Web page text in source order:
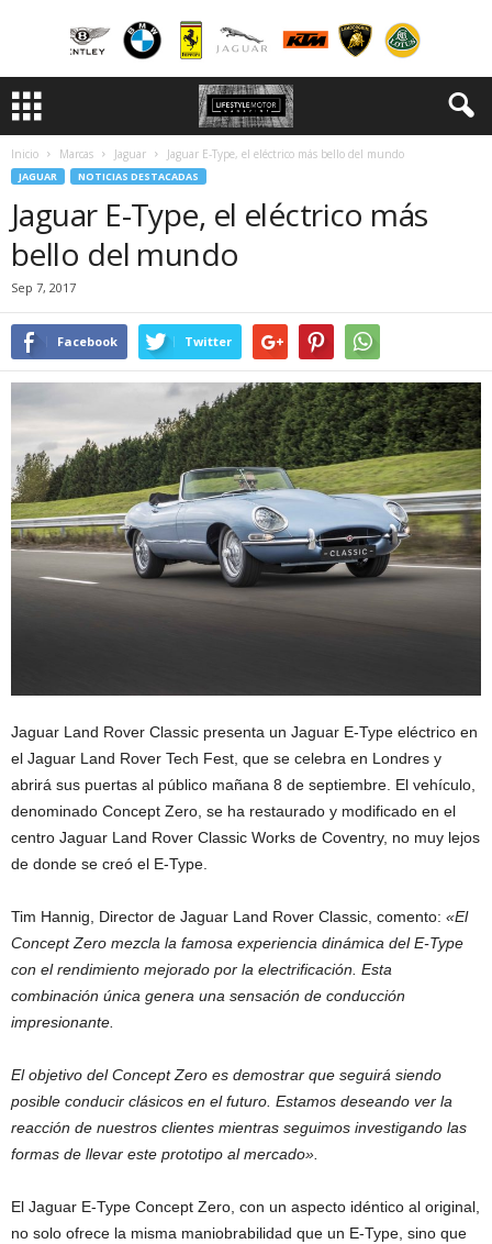
Inicio Marcas Jaguar Jaguar E-Type, el eléctrico más bello del mundo
JAGUAR NOTICIAS DESTACADAS
Jaguar E-Type, el eléctrico más
bello del mundo
Sep 7, 2017
Facebook Twitter
Jaguar Land Rover Classic presenta un Jaguar E-Type eléctrico en
el Jaguar Land Rover Tech Fest, que se celebra en Londres y
abrirá sus puertas al público mañana 8 de septiembre. El vehículo,
denominado Concept Zero, se ha restaurado y modificado en el
centro Jaguar Land Rover Classic Works de Coventry, no muy lejos
de donde se creó el E-Type.
Tim Hannig, Director de Jaguar Land Rover Classic, comento: «El
Concept Zero mezcla la famosa experiencia dinámica del E-Type
con el rendimiento mejorado por la electrificación. Esta
combinación única genera una sensación de conducción
impresionante.
El objetivo del Concept Zero es demostrar que seguirá siendo
posible conducir clásicos en el futuro. Estamos deseando ver la
reacción de nuestros clientes mientras seguimos investigando las
formas de llevar este prototipo al mercado».
El Jaguar E-Type Concept Zero, con un aspecto idéntico al original,
no solo ofrece la misma maniobrabilidad que un E-Type, sino que